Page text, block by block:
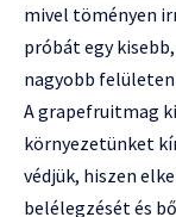
mivel töményen
próbát egy
nagyobb
A grapefruitmag
környezetünket
védjük, hiszen
belélegzését és